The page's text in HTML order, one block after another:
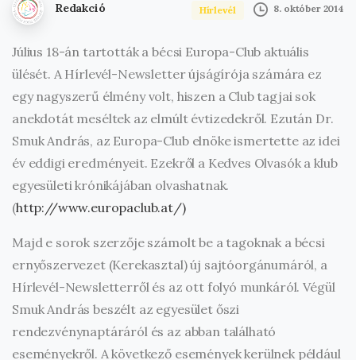
Redakció Hírlevél 8. október 2014
Július 18-án tartották a bécsi Europa-Club aktuális
ülését. A Hírlevél-Newsletter újságírója számára ez
egy nagyszerű élmény volt, hiszen a Club tagjai sok
anekdotát meséltek az elmúlt évtizedekről. Ezután Dr.
Smuk András, az Europa-Club elnöke ismertette az idei
év eddigi eredményeit. Ezekről a Kedves Olvasók a klub
egyesületi krónikájában olvashatnak.
(http://www.europaclub.at/)
Majd e sorok szerzője számolt be a tagoknak a bécsi
ernyőszervezet (Kerekasztal) új sajtóorgánumáról, a
Hírlevél-Newsletterről és az ott folyó munkáról. Végül
Smuk András beszélt az egyesület őszi
rendezvénynaptáráról és az abban található
eseményekről. A következő események kerülnek például